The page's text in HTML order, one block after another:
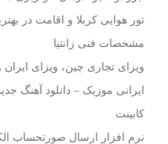
تور هوایی کربلا و اقامت در
مشخصات فنی زانتیا
ویزای تجاری چین، ویزای
ایرانی موزیک – دانلود آهنگ
کابینت
نرم افزار ارسال صورتحساب